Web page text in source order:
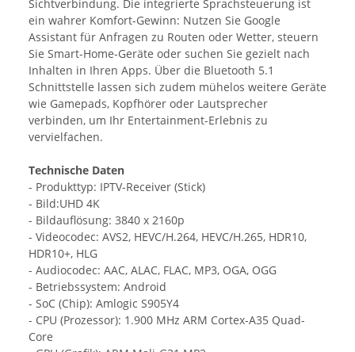
Sichtverbindung. Die integrierte Sprachsteuerung ist
ein wahrer Komfort-Gewinn: Nutzen Sie Google
Assistant für Anfragen zu Routen oder Wetter, steuern
Sie Smart-Home-Geräte oder suchen Sie gezielt nach
Inhalten in Ihren Apps. Über die Bluetooth 5.1
Schnittstelle lassen sich zudem mühelos weitere Geräte
wie Gamepads, Kopfhörer oder Lautsprecher
verbinden, um Ihr Entertainment-Erlebnis zu
vervielfachen.
Technische Daten
- Produkttyp: IPTV-Receiver (Stick)
- Bild:UHD 4K
- Bildauflösung: 3840 x 2160p
- Videocodec: AVS2, HEVC/H.264, HEVC/H.265, HDR10,
HDR10+, HLG
- Audiocodec: AAC, ALAC, FLAC, MP3, OGA, OGG
- Betriebssystem: Android
- SoC (Chip): Amlogic S905Y4
- CPU (Prozessor): 1.900 MHz ARM Cortex-A35 Quad-
Core